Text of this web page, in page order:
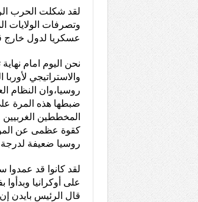
لقد شكلت الحرب
وتصرفات الولايات
عسكريا لدول
نحن اليوم امام
والاستراتيجي
روسيا،وان النظام
ضبطها هذه المرة
المخططين
كقوة عظمى عن
روسيا ضعيفة لدرجة
لقد كانوا قد عمدوا
على أوكرانيا
قال الرئيس بايدن